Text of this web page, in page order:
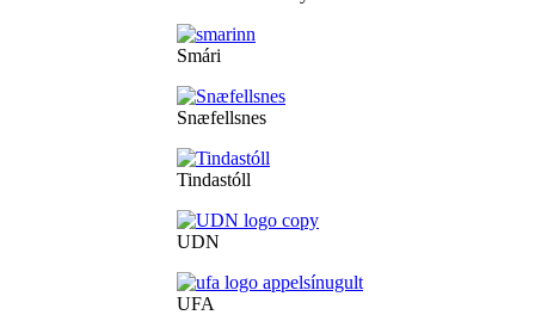
Smári
Snæfellsnes
Tindastóll
UDN
UFA